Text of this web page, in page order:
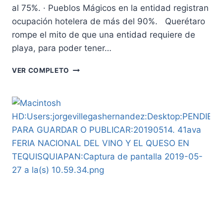
al 75%. · Pueblos Mágicos en la entidad registran
ocupación hotelera de más del 90%. Querétaro
rompe el mito de que una entidad requiere de
playa, para poder tener…
VER COMPLETO OCUPACIÓN
MÁS
DEL
80%
PERIODO
VACACIONAL